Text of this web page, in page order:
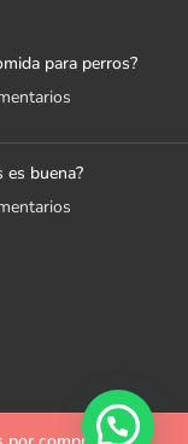
para perros?
es buena?